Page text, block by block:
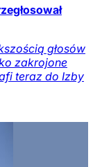
głosów
zakrojone
teraz do Izby